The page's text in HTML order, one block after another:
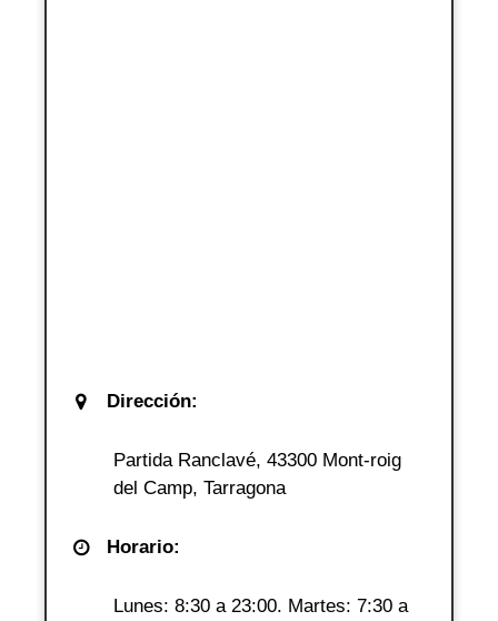
Dirección:
Partida Ranclavé, 43300 Mont-roig
del Camp, Tarragona
Horario:
Lunes: 8:30 a 23:00. Martes: 7:30 a